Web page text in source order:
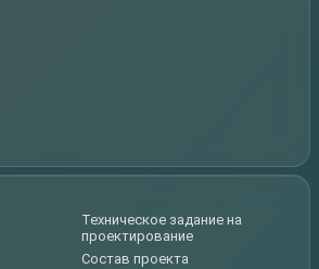
Техническое задание на
проектирование
Состав проекта